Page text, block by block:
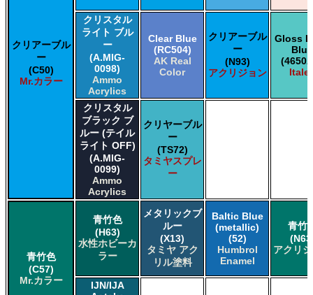
クリアーブル
ー
(C50)
Mr.カラー
クリスタル
ライト ブル
ー
(A.MIG-
0098)
Ammo
Acrylics
Clear Blue
(RC504)
AK Real
Color
クリアーブル
ー
(N93)
アクリジョン
Gloss
Blue
クリスタル
ブラック ブ
ルー (テイル
ライト OFF)
(A.MIG-
0099)
Ammo
Acrylics
クリヤーブル
ー
(TS72)
タミヤスプレ
ー
青竹色
(C57)
Mr.カラー
青竹色
(H63)
水性ホビーカ
ラー
メタリックブ
ルー
(X13)
タミヤ アク
リル塗料
Baltic Blue
(metallic)
(52)
Humbrol
Enamel
青竹
アクリ
IJN/IJA